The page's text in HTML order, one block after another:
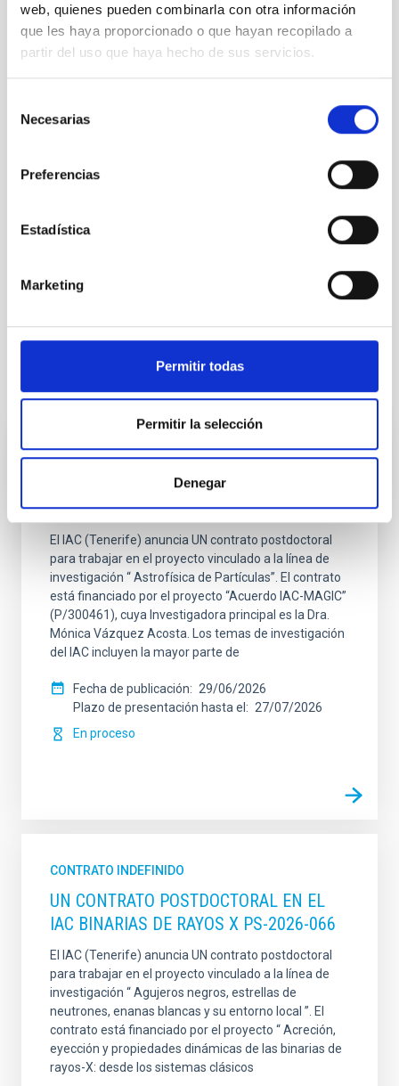
web, quienes pueden combinarla con otra información
que les haya proporcionado o que hayan recopilado a
partir del uso que haya hecho de sus servicios.
Necesarias
Preferencias
Estadística
Marketing
Permitir todas
Permitir la selección
Denegar
NO
PS-2023-050 Bases de la convocatoria
Te puede interesar
CONTRATO INDEFINIDO
UN CONTRATO POSTDOCTORAL
Astroparticulas-MAGIC 2026
El IAC (Tenerife) anuncia UN contrato postdoctoral
para trabajar en el proyecto vinculado a la línea de
investigación “ Astrofísica de Partículas”. El contrato
está financiado por el proyecto “Acuerdo IAC-MAGIC”
(P/300461), cuya Investigadora principal es la Dra.
Mónica Vázquez Acosta. Los temas de investigación
del IAC incluyen la mayor parte de
Fecha de publicación
29/06/2026
Plazo de presentación hasta el
27/07/2026
En proceso
CONTRATO INDEFINIDO
UN CONTRATO POSTDOCTORAL EN EL
IAC BINARIAS DE RAYOS X PS-2026-066
El IAC (Tenerife) anuncia UN contrato postdoctoral
para trabajar en el proyecto vinculado a la línea de
investigación “ Agujeros negros, estrellas de
neutrones, enanas blancas y su entorno local ”. El
contrato está financiado por el proyecto “ Acreción,
eyección y propiedades dinámicas de las binarias de
rayos-X: desde los sistemas clásicos